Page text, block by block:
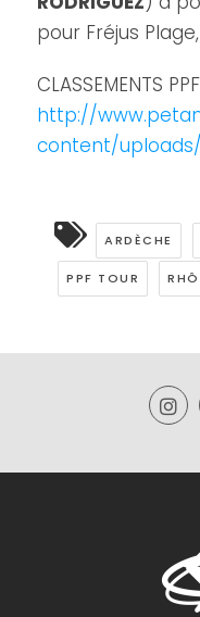
pour Fréjus
CLASSEMENTS
http://
content/uploads/
ARDÈCHE
PPF TOUR